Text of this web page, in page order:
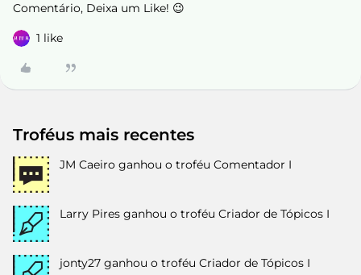
Comentário, Deixa um Like! 😉
1 like
Troféus mais recentes
JM Caeiro ganhou o troféu Comentador I
Larry Pires ganhou o troféu Criador de Tópicos I
jonty27 ganhou o troféu Criador de Tópicos I